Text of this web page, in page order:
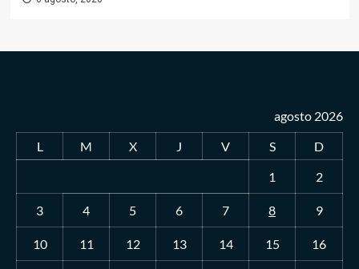
agosto 2026
L
M X J V S
D
1
2
3 4 5 6 7 8 9
10 11 12 13 14 15 16